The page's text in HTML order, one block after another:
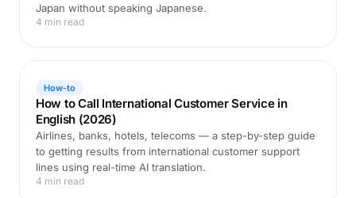
Japan without speaking Japanese.
4 min read
How-to
How to Call International Customer Service in
English (2026)
Airlines, banks, hotels, telecoms — a step-by-step guide
to getting results from international customer support
lines using real-time AI translation.
4 min read